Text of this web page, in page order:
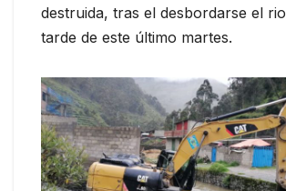
destruida, tras el desbordarse el rio
tarde de este último martes.